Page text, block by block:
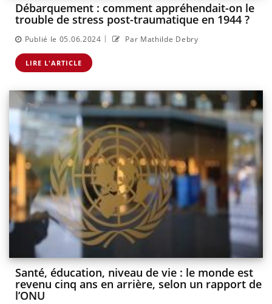
Débarquement : comment appréhendait-on le
trouble de stress post-traumatique en 1944 ?
Publié le 05.06.2024 | Par Mathilde Debry
LIRE L'ARTICLE
Santé, éducation, niveau de vie : le monde est
revenu cinq ans en arrière, selon un rapport de
l’ONU